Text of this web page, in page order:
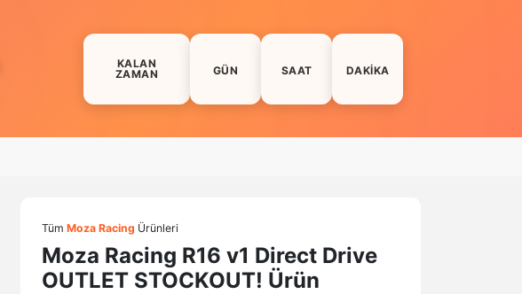
KALAN
ZAMAN
GÜN SAAT DAKIKA
Tüm Moza Racing Ürünleri
Moza Racing R16 v1 Direct Drive
OUTLET STOCKOUT! Ürün